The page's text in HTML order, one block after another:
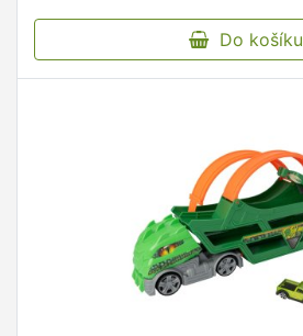
Do košíku